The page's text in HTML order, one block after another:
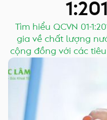
Tìm hiểu QCVN 01-
gia về chất lượng
cộng đồng với các